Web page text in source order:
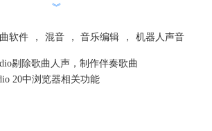
图1语音打开方式
意一种语音，这里红色嘴唇样式图标的是可以自
︾
软件 ， 混音 ， 音乐编辑 ， 机器人声音
剔除歌曲人声，制作伴奏歌曲
20中浏览器相关功能